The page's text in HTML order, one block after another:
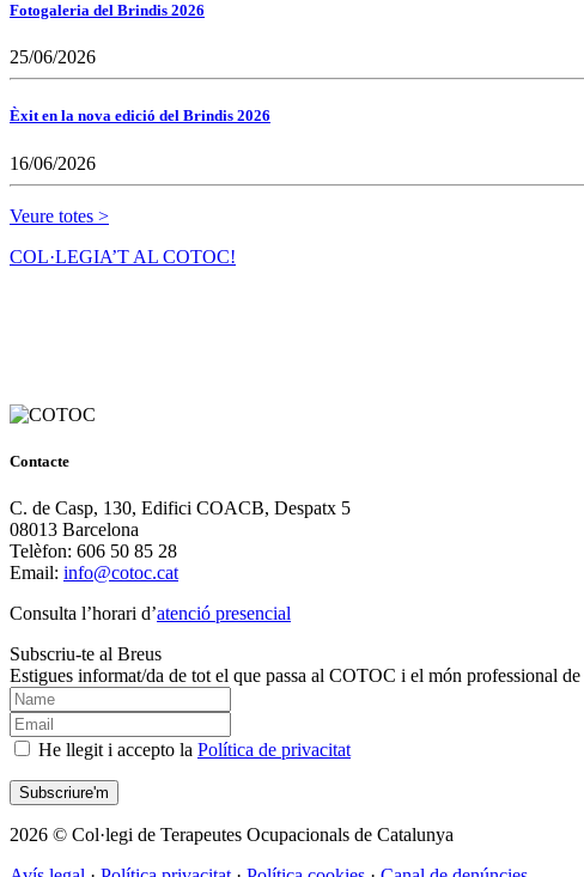
Fotogaleria del Brindis 2026
25/06/2026
Èxit en la nova edició del Brindis 2026
16/06/2026
Veure totes >
COL·LEGIA’T AL COTOC!
Contacte
C. de Casp, 130, Edifici COACB, Despatx 5
08013 Barcelona
Telèfon: 606 50 85 28
Email: info@cotoc.cat
Consulta l’horari d’atenció presencial
Subscriu-te al Breus
Estigues informat/da de tot el que passa al COTOC i el món professional
He llegit i accepto la Política de privacitat
2026 © Col·legi de Terapeutes Ocupacionals de Catalunya